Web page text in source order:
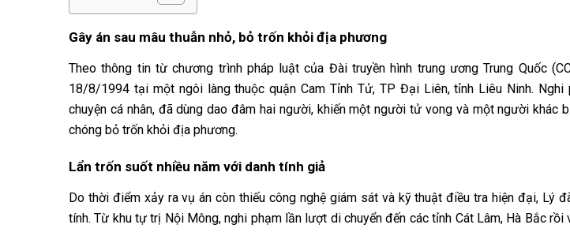
Gây án sau mâu thuẫn nhỏ, bỏ trốn khỏi địa phương
Theo thông tin từ chương trình pháp luật của Đài truyền hình trung ương Trung Quốc
18/8/1994 tại một ngôi làng thuộc quận Cam Tỉnh Tử, TP Đại Liên, tỉnh Liêu Ninh. Nghi
chuyện cá nhân, đã dùng dao đâm hai người, khiến một người tử vong và một người khác
chóng bỏ trốn khỏi địa phương.
Lẩn trốn suốt nhiều năm với danh tính giả
Do thời điểm xảy ra vụ án còn thiếu công nghệ giám sát và kỹ thuật điều tra hiện đại, Lý
tính. Từ khu tự trị Nội Mông, nghi phạm lần lượt di chuyển đến các tỉnh Cát Lâm, Hà Bắc